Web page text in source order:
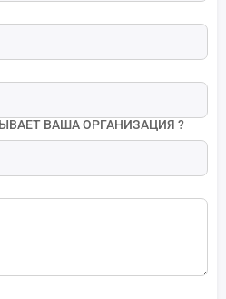
ВАША ОРГАНИЗАЦИЯ ?